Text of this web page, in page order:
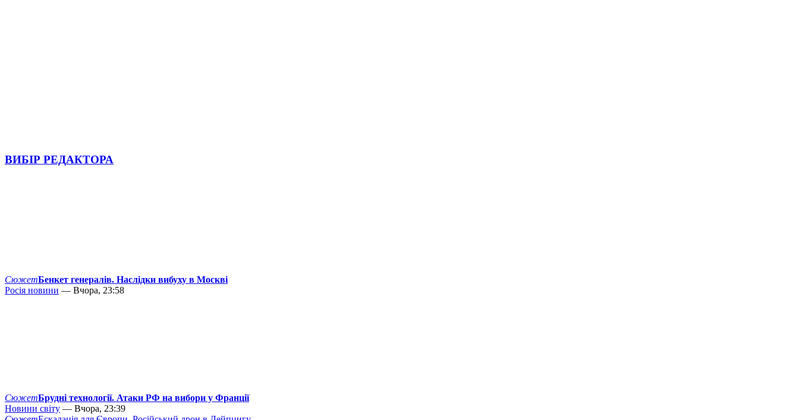
ВИБІР РЕДАКТОРА
СюжетБенкет генералів. Наслідки вибуху в Москві
Росія новини — Вчора, 23:58
СюжетБрудні технології. Атаки РФ на вибори у Франції
Новини світу — Вчора, 23:39